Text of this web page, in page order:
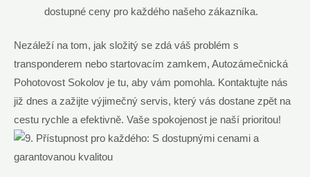
dostupné ceny pro každého našeho zákazníka.
Nezáleží na tom, jak složitý se zdá váš problém s
transponderem nebo startovacím zamkem, Autozámečnická
Pohotovost Sokolov je tu, aby vám pomohla. Kontaktujte nás
již dnes a zažijte výjimečný servis, který vás dostane zpět na
cestu rychle a efektivně. Vaše spokojenost je naší prioritou!